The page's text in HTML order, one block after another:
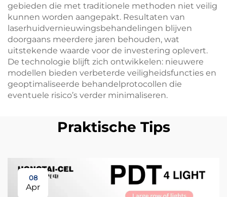
gebieden die met traditionele methoden niet veilig
kunnen worden aangepakt. Resultaten van
laserhuidvernieuwingsbehandelingen blijven
doorgaans meerdere jaren behouden, wat
uitstekende waarde voor de investering oplevert.
De technologie blijft zich ontwikkelen: nieuwere
modellen bieden verbeterde veiligheidsfuncties en
geoptimaliseerde behandelprotocollen die
eventuele risico’s verder minimaliseren.
Praktische Tips
08
Apr